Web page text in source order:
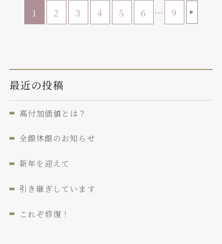
1 2 3 4 5 6 … 9 ▶
最近の投稿
高付加価値とは？
全館休館のお知らせ
新年を迎えて
引き継ぎしています
これぞ修復！